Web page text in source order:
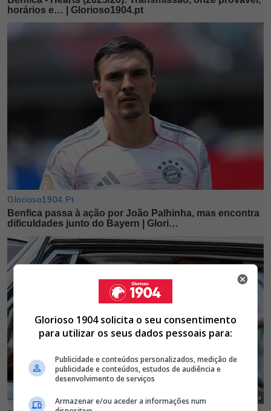
Glorioso 1904 solicita o seu consentimento
para utilizar os seus dados pessoais para:
Publicidade e conteúdos personalizados, medição de
publicidade e conteúdos, estudos de audiência e
desenvolvimento de serviços
Armazenar e/ou aceder a informações num